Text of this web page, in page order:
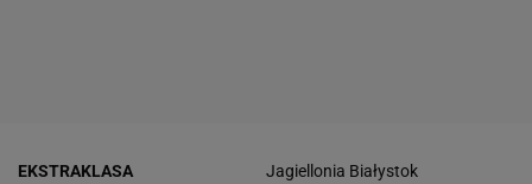
EKSTRAKLASA Jagiellonia Białystok